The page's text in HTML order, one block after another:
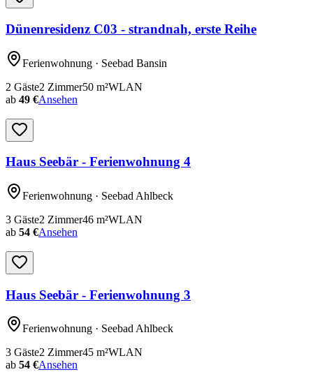
Dünenresidenz C03 - strandnah, erste Reihe
Ferienwohnung · Seebad Bansin
2 Gäste2 Zimmer50 m²WLAN
ab 49 €Ansehen
Haus Seebär - Ferienwohnung 4
Ferienwohnung · Seebad Ahlbeck
3 Gäste2 Zimmer46 m²WLAN
ab 54 €Ansehen
Haus Seebär - Ferienwohnung 3
Ferienwohnung · Seebad Ahlbeck
3 Gäste2 Zimmer45 m²WLAN
ab 54 €Ansehen